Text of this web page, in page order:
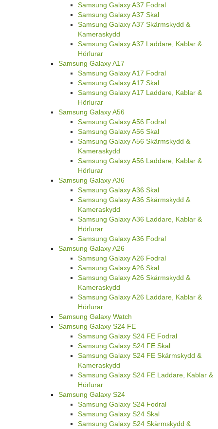
Samsung Galaxy A37 Fodral
Samsung Galaxy A37 Skal
Samsung Galaxy A37 Skärmskydd &
Kameraskydd
Samsung Galaxy A37 Laddare, Kablar &
Hörlurar
Samsung Galaxy A17
Samsung Galaxy A17 Fodral
Samsung Galaxy A17 Skal
Samsung Galaxy A17 Laddare, Kablar &
Hörlurar
Samsung Galaxy A56
Samsung Galaxy A56 Fodral
Samsung Galaxy A56 Skal
Samsung Galaxy A56 Skärmskydd &
Kameraskydd
Samsung Galaxy A56 Laddare, Kablar &
Hörlurar
Samsung Galaxy A36
Samsung Galaxy A36 Skal
Samsung Galaxy A36 Skärmskydd &
Kameraskydd
Samsung Galaxy A36 Laddare, Kablar &
Hörlurar
Samsung Galaxy A36 Fodral
Samsung Galaxy A26
Samsung Galaxy A26 Fodral
Samsung Galaxy A26 Skal
Samsung Galaxy A26 Skärmskydd &
Kameraskydd
Samsung Galaxy A26 Laddare, Kablar &
Hörlurar
Samsung Galaxy Watch
Samsung Galaxy S24 FE
Samsung Galaxy S24 FE Fodral
Samsung Galaxy S24 FE Skal
Samsung Galaxy S24 FE Skärmskydd &
Kameraskydd
Samsung Galaxy S24 FE Laddare, Kablar &
Hörlurar
Samsung Galaxy S24
Samsung Galaxy S24 Fodral
Samsung Galaxy S24 Skal
Samsung Galaxy S24 Skärmskydd &